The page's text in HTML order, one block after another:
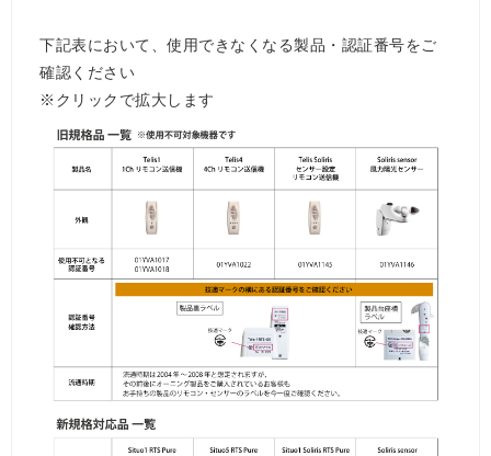
下記表において、使用できなくなる製品・認証番号をご
確認ください
※クリックで拡大します